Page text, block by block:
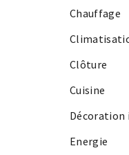
Chauffage
Clôture
Cuisine
Décoration
Energie